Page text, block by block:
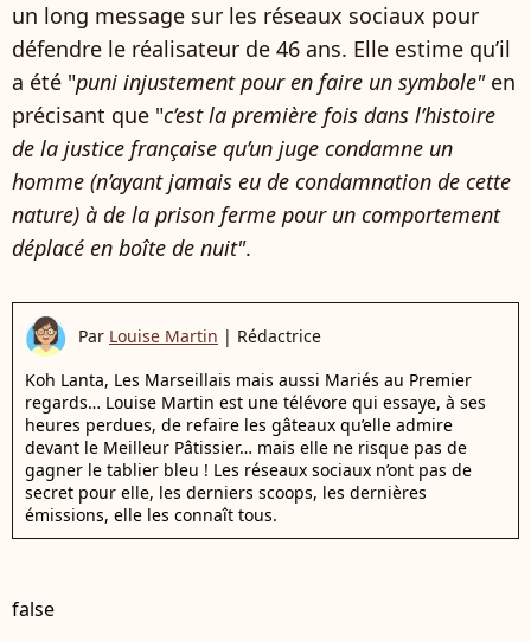
un long message sur les réseaux sociaux pour
défendre le réalisateur de 46 ans. Elle estime qu’il
a été "puni injustement pour en faire un symbole"en
précisant que "c’est la première fois dans l’histoire
de la justice française qu’un juge condamne un
homme (n’ayant jamais eu de condamnation de cette
nature) à de la prison ferme pour un comportement
déplacé en boîte de nuit".
Par Louise Martin | Rédactrice
Koh Lanta, Les Marseillais mais aussi Mariés au Premier
regards… Louise Martin est une télévore qui essaye, à ses
heures perdues, de refaire les gâteaux qu’elle admire
devant le Meilleur Pâtissier… mais elle ne risque pas de
gagner le tablier bleu ! Les réseaux sociaux n’ont pas de
secret pour elle, les derniers scoops, les dernières
émissions, elle les connaît tous.
false